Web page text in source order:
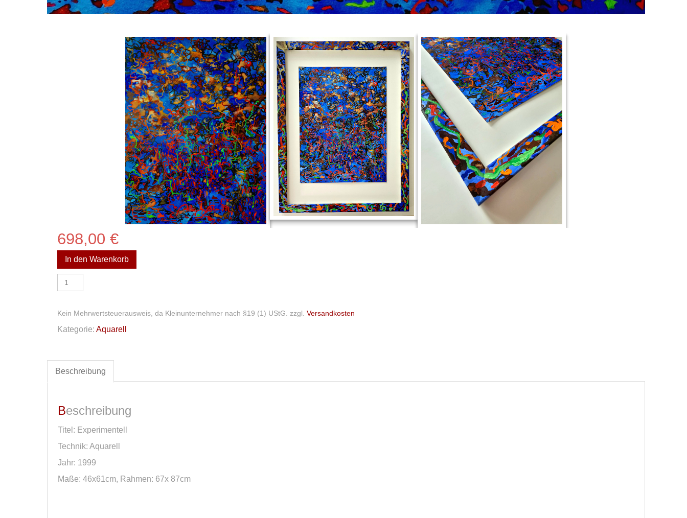
698,00 €
In den Warenkorb
Aquarell
Menge
Kein Mehrwertsteuerausweis, da Kleinunternehmer nach §19 (1) UStG. zzgl. Versandkosten
Kategorie: Aquarell
Beschreibung
Beschreibung
Titel: Experimentell
Technik: Aquarell
Jahr: 1999
Maße: 46x61cm, Rahmen: 67x 87cm